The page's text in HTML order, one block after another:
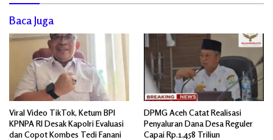
Baca Juga
Viral Video TikTok, Ketum BPI
KPNPA RI Desak Kapolri Evaluasi
dan Copot Kombes Tedi Fanani
DPMG Aceh Catat Realisasi
Penyaluran Dana Desa Reguler
Capai Rp.1,458 Triliun